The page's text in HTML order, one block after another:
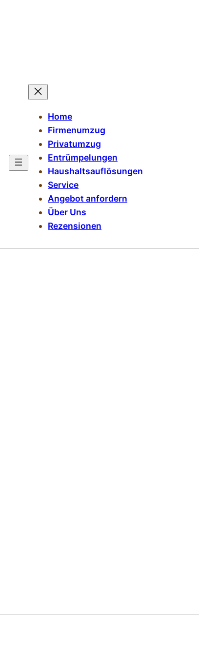
Home
Firmenumzug
Privatumzug
Entrümpelungen
Haushaltsauflösungen
Service
Angebot anfordern
Über Uns
Rezensionen